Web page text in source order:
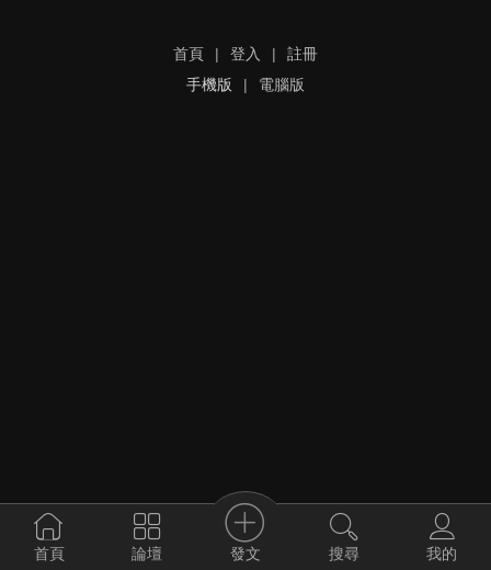
首頁 | 登入 |
註冊
手機版
| 電腦版
首頁 論壇 發文 搜尋 我的